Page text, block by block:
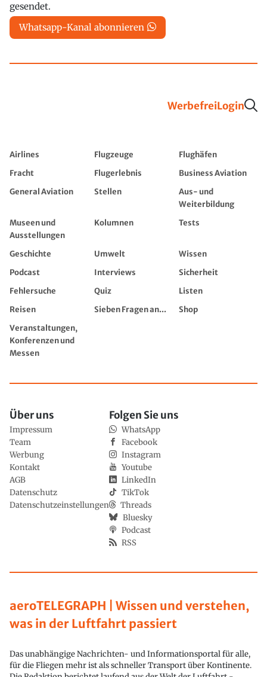
gesendet.
Whatsapp-Kanal abonnieren
WerbefreiLogin
Airlines Flugzeuge
Flughäfen
Fracht
Flugerlebnis
Business Aviation
General Aviation
Stellen
Aus- und
Weiterbildung
Museen und
Ausstellungen
Kolumnen Tests
Geschichte Umwelt
Wissen
Podcast
Interviews
Sicherheit
Fehlersuche
Quiz
Listen
Reisen
Sieben Fragen an...
Shop
Veranstaltungen,
Konferenzen und
Messen
aeroTELEGRAPH | Wissen und verstehen,
was in der Luftfahrt passiert
Das unabhängige Nachrichten- und Informationsportal für alle,
für die Fliegen mehr ist als schneller Transport über Kontinente.
Über uns
Impressum
Team
Werbung
Kontakt
AGB
Datenschutz
Datenschutzeinstellungen
Folgen Sie uns
WhatsApp
Facebook
Instagram
Youtube
LinkedIn
TikTok
Threads
Bluesky
Podcast
RSS